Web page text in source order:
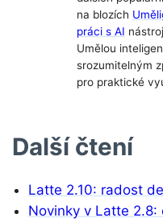
na blozích
práci s AI
Umělou
srozumitelným
pro praktické
Další čtení
Latte 2.10: radost
Novinky v Latte